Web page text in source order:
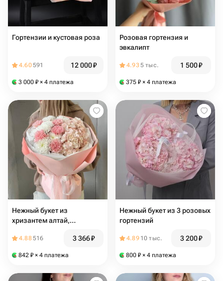
Гортензии и кустовая роза
4.60591 12 000₽
3 000 ₽ × 4 платежа
Розовая гортензия и
эвкалипт
4.935 тыс. 1 500₽
375 ₽ × 4 платежа
Нежный букет из
хризантем алтай,
гортензии
4.88516 3 366₽
842 ₽ × 4 платежа
Нежный букет из 3 розовых
гортензий
4.89 10 тыс. 3 200₽
800 ₽ × 4 платежа